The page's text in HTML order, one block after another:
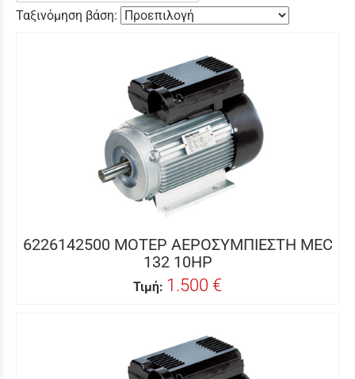
Ταξινόμηση βάση:
6226142500 ΜΟΤΕΡ ΑΕΡΟΣΥΜΠΙΕΣΤΗ MEC
132 10HP
Τιμή: 1.500 €